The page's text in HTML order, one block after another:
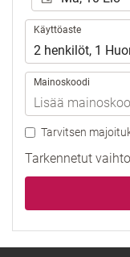
Käyttöaste
Käyttöaste
2 henkilöt, 1
Mainoskoodi
Tarvitsen
Tarkennetut